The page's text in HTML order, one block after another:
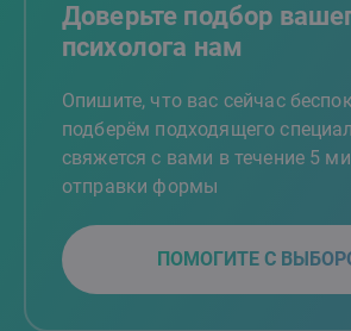
Доверьте подбор
психолога нам
Опишите, что вас сейчас
подберём подходящего
свяжется с вами в течение 5
отправки формы
ПОМОГИТЕ С